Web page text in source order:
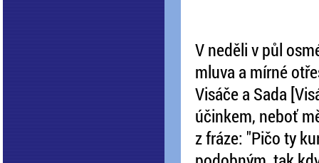
V neděli v půl
mluva a mírné
Visáče a Sada
účinkem, neboť
z fráze: "Pičo ty